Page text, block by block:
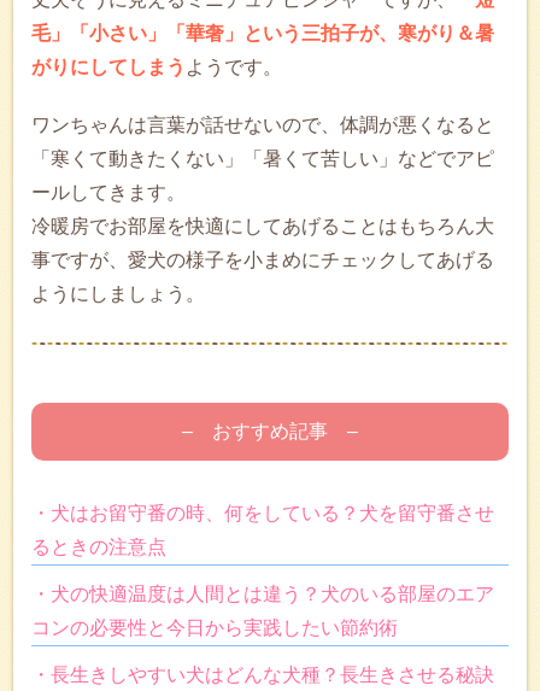
毛」「小さい」「華奢」という三拍子が、寒がり＆暑
がりにしてしまう ようです。
ワンちゃんは言葉が話せないので、体調が悪くなると
「寒くて動きたくない」「暑くて苦しい」などでアピ
ールしてきます。
冷暖房でお部屋を快適にしてあげることはもちろん大
事ですが、愛犬の様子を小まめにチェックしてあげる
ようにしましょう。
– おすすめ記事 –
・犬はお留守番の時、何をしている？犬を留守番させ
るときの注意点
・犬の快適温度は人間とは違う？犬のいる部屋のエア
コンの必要性と今日から実践したい節約術
・長生きしやすい犬はどんな犬種？長生きさせる秘訣